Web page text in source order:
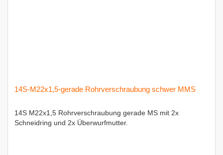
14S-M22x1,5-gerade Rohrverschraubung schwer MMS
14S M22x1,5 Rohrverschraubung gerade MS mit 2x
Schneidring und 2x Überwurfmutter.